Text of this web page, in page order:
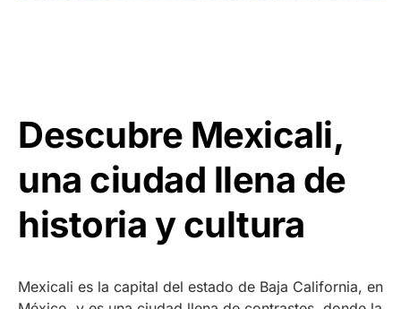
Descubre Mexicali,
una ciudad llena de
historia y cultura
Mexicali es la capital del estado de Baja California, en